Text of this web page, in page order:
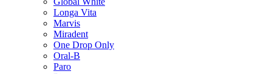
Longa Vita
Marvis
Miradent
One Drop Only
Oral-B
Paro